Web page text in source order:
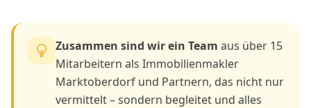
Zusammen sind wir ein Team aus über 15
Mitarbeitern als Immobilienmakler
Marktoberdorf und Partnern, das nicht nur
vermittelt – sondern begleitet und alles